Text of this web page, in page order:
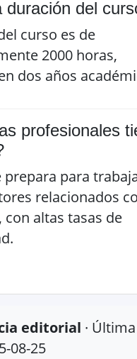
duración del
curso es de
2000 horas,
dos años
profesionales
prepara para
relacionados
con altas tasas de
editorial · Última
08-25